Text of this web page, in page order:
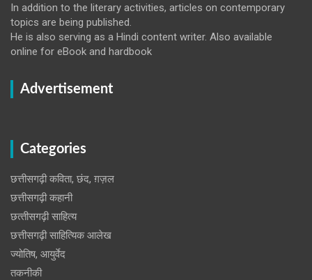
In addition to the literary activities, articles on contemporary
topics are being published.
He is also serving as a Hindi content writer. Also available
online for eBook and hardbook
Advertisement
Categories
छत्तीसगढ़ी कविता, छंद, ग़ज़ल
छत्तीसगढ़ी कहानी
छत्‍तीसगढ़ी साहित्‍य
छत्तीसगढ़ी साहित्यिक आलेख
ज्योतिष, आयुर्वेद
तकनीकी